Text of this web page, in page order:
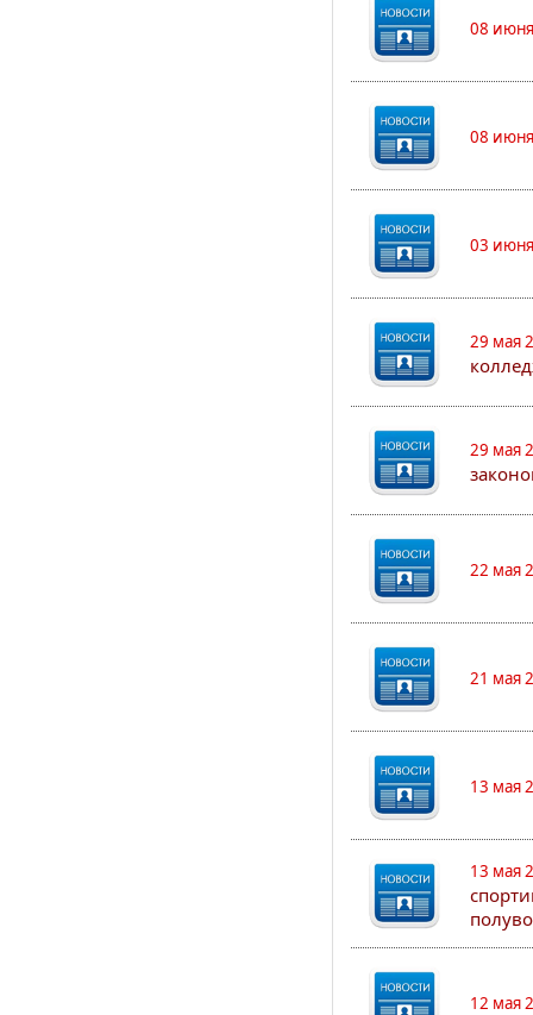
08
08
03
29 мая
29 мая
22 мая
21 мая
13 мая
13 мая
12 мая